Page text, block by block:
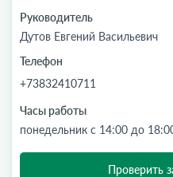
Руководитель
Дутов Евгений Васильевич
Телефон
+73832410711
Часы работы
понедельник с 14:00 до
Проверить